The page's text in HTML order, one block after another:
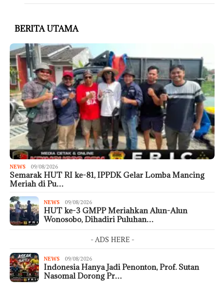
BERITA UTAMA
NEWS 09/08/2026
Semarak HUT RI ke-81, IPPDK Gelar Lomba Mancing
Meriah di Pu…
NEWS 09/08/2026
HUT ke-3 GMPP Meriahkan Alun-Alun
Wonosobo, Dihadiri Puluhan…
- ADS HERE -
NEWS 09/08/2026
Indonesia Hanya Jadi Penonton, Prof. Sutan
Nasomal Dorong Pr…